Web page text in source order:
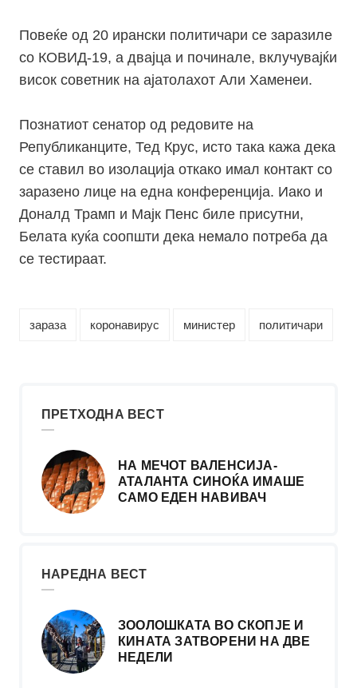
Повеќе од 20 ирански политичари се заразиле
со КОВИД-19, а двајца и починале, вклучувајќи
висок советник на ајатолахот Али Хаменеи.
Познатиот сенатор од редовите на
Републиканците, Тед Крус, исто така кажа дека
се ставил во изолација откако имал контакт со
заразено лице на една конференција. Иако и
Доналд Трамп и Мајк Пенс биле присутни,
Белата куќа соопшти дека немало потреба да
се тестираат.
зараза коронавирус министер политичари
ПРЕТХОДНА ВЕСТ
НА МЕЧОТ ВАЛЕНСИЈА-
АТАЛАНТА СИНОЌА ИМАШЕ
САМО ЕДЕН НАВИВАЧ
НАРЕДНА ВЕСТ
ЗООЛОШКАТА ВО СКОПЈЕ И
КИНАТА ЗАТВОРЕНИ НА ДВЕ
НЕДЕЛИ